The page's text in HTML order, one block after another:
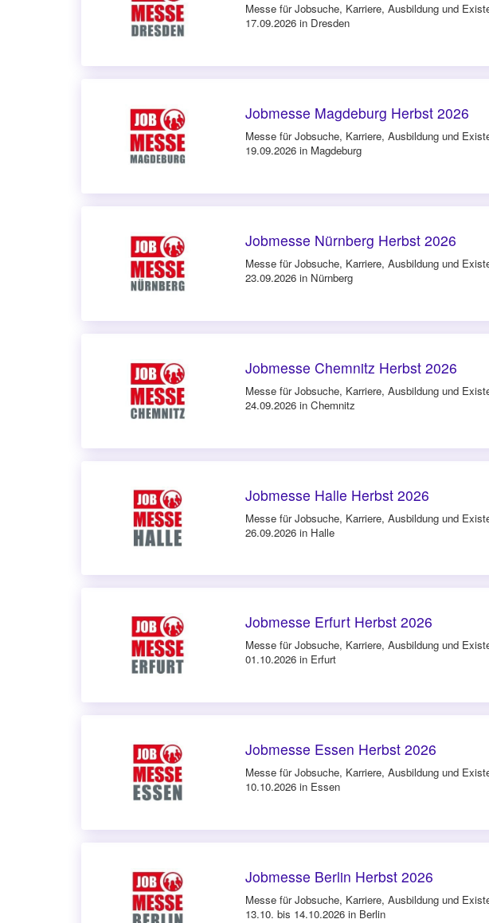
Messe für Jobsuche, Karriere, Ausbildung und
17.09.2026 in Dresden
Jobmesse Magdeburg Herbst 2026
Messe für Jobsuche, Karriere, Ausbildung und
19.09.2026 in Magdeburg
Jobmesse Nürnberg Herbst 2026
Messe für Jobsuche, Karriere, Ausbildung und
23.09.2026 in Nürnberg
Jobmesse Chemnitz Herbst 2026
Messe für Jobsuche, Karriere, Ausbildung und
24.09.2026 in Chemnitz
Jobmesse Halle Herbst 2026
Messe für Jobsuche, Karriere, Ausbildung und
26.09.2026 in Halle
Jobmesse Erfurt Herbst 2026
Messe für Jobsuche, Karriere, Ausbildung und
01.10.2026 in Erfurt
Jobmesse Essen Herbst 2026
Messe für Jobsuche, Karriere, Ausbildung und
10.10.2026 in Essen
Jobmesse Berlin Herbst 2026
Messe für Jobsuche, Karriere, Ausbildung und
13.10. bis 14.10.2026 in Berlin